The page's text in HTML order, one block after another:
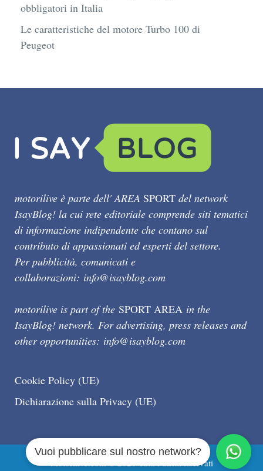
obbligatori in Italia
Le caratteristiche del motore Turbo 100 di
Peugeot
motorilive è parte dell' AREA SPORT del network
IsayBlog! la cui rete editoriale comprende siti tematici
di informazione indipendente che contano sul
contributo di appassionati ed esperti del settore.
Per pubblicità, comunicati e
collaborazioni: info@isayblog.com
motorilive is part of the SPORT AREA in the
IsayBlog! network. For advertising, press releases and
other opportunities: info@isayblog.com
Cookie Policy (UE)
Dichiarazione sulla Privacy (UE)
Motorilive.com © 2026 Tutti i diritti riservati
Vuoi pubblicare sul nostro network?